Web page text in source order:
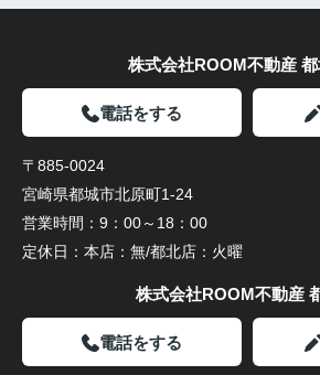
株式会社ROOM不動産
電話をする
〒885-0024
宮崎県都城市北原町1-24
営業時間： 9：00～18：00
定休日： 本店：無/都北店：火曜
株式会社ROOM不動産
電話をする